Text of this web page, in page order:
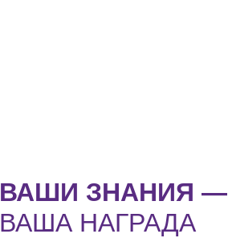
ВАШИ ЗНАНИЯ —
ВАША НАГРАДА